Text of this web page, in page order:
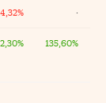
·
2,30% 135,60%